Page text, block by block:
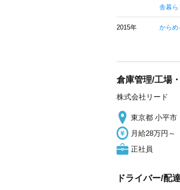
舎暮ら
2015年 からめ
倉庫管理/工場
株式会社リード
東京都 小平市
月給28万円～
正社員
ドライバー/配